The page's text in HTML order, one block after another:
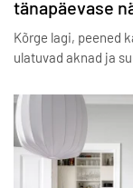
tänapäevase
Kõrge lagi, peened
ulatuvad aknad ja